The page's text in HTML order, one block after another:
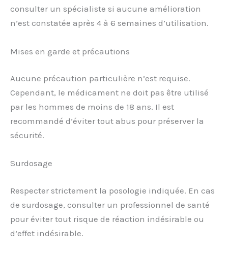
consulter un spécialiste si aucune amélioration
n’est constatée après 4 à 6 semaines d’utilisation.
Mises en garde et précautions
Aucune précaution particulière n’est requise.
Cependant, le médicament ne doit pas être utilisé
par les hommes de moins de 18 ans. Il est
recommandé d’éviter tout abus pour préserver la
sécurité.
Surdosage
Respecter strictement la posologie indiquée. En cas
de surdosage, consulter un professionnel de santé
pour éviter tout risque de réaction indésirable ou
d’effet indésirable.